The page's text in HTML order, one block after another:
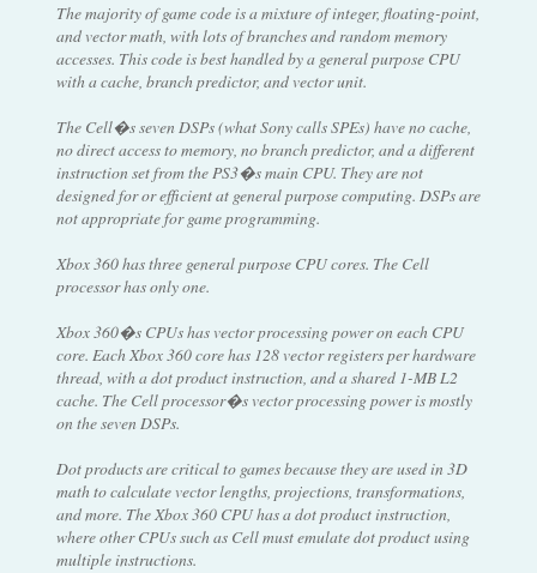
The majority of game code is a mixture of integer, floating-point,
and vector math, with lots of branches and random memory
accesses. This code is best handled by a general purpose CPU
with a cache, branch predictor, and vector unit.
The Cell�s seven DSPs (what Sony calls SPEs) have no cache,
no direct access to memory, no branch predictor, and a different
instruction set from the PS3�s main CPU. They are not
designed for or efficient at general purpose computing. DSPs are
not appropriate for game programming.
Xbox 360 has three general purpose CPU cores. The Cell
processor has only one.
Xbox 360�s CPUs has vector processing power on each CPU
core. Each Xbox 360 core has 128 vector registers per hardware
thread, with a dot product instruction, and a shared 1-MB L2
cache. The Cell processor�s vector processing power is mostly
on the seven DSPs.
Dot products are critical to games because they are used in 3D
math to calculate vector lengths, projections, transformations,
and more. The Xbox 360 CPU has a dot product instruction,
where other CPUs such as Cell must emulate dot product using
multiple instructions.